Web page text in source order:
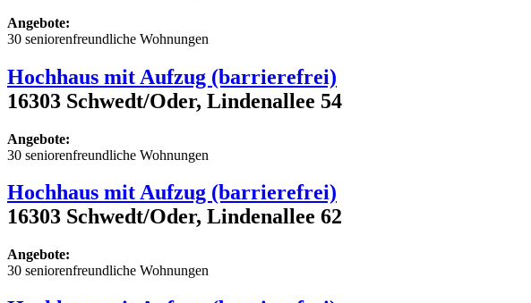
Angebote:
30 seniorenfreundliche Wohnungen
Hochhaus mit Aufzug (barrierefrei)
16303 Schwedt/Oder, Lindenallee 54
Angebote:
30 seniorenfreundliche Wohnungen
Hochhaus mit Aufzug (barrierefrei)
16303 Schwedt/Oder, Lindenallee 62
Angebote:
30 seniorenfreundliche Wohnungen